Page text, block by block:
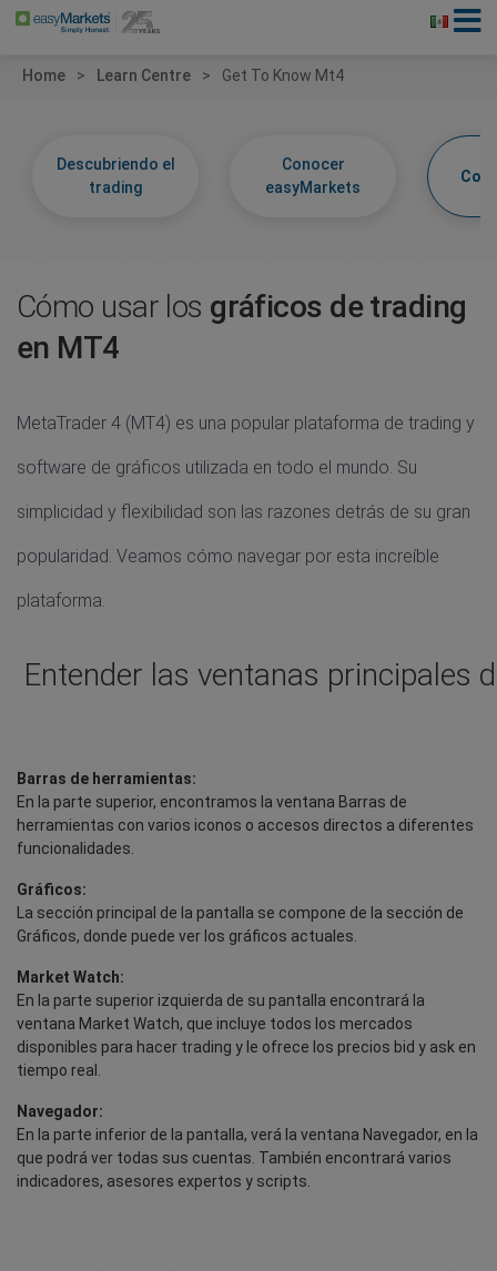
Home Learn Centre Get To Know Mt4
Descubriendo el
trading
Conocer
easyMarkets
Cómo usar los gráficos de trading
en MT4
MetaTrader 4 (MT4) es una popular plataforma de trading y
software de gráficos utilizada en todo el mundo. Su
simplicidad y flexibilidad son las razones detrás de su gran
popularidad. Veamos cómo navegar por esta increíble
plataforma.
Entender las ventanas principales
Barras de herramientas:
En la parte superior, encontramos la ventana Barras de
herramientas con varios iconos o accesos directos a diferentes
funcionalidades.
Gráficos:
La sección principal de la pantalla se compone de la sección de
Gráficos, donde puede ver los gráficos actuales.
Market Watch:
En la parte superior izquierda de su pantalla encontrará la
ventana Market Watch, que incluye todos los mercados
disponibles para hacer trading y le ofrece los precios bid y ask en
tiempo real.
Navegador:
En la parte inferior de la pantalla, verá la ventana Navegador, en la
que podrá ver todas sus cuentas. También encontrará varios
indicadores, asesores expertos y scripts.